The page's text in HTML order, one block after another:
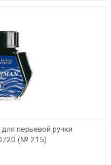
перьевой ручки
(№ 215)